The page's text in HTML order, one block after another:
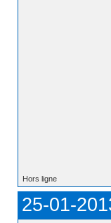
Hors ligne
25-01-